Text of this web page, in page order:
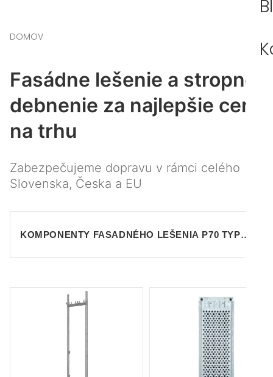
DOMOV
Fasádne lešenie a stropné
debnenie za najlepšie ceny
na trhu
Zabezpečujeme dopravu v rámci celého
Slovenska, Česka a EU
KOMPONENTY FASADNÉHO LEŠENIA P70 TYP